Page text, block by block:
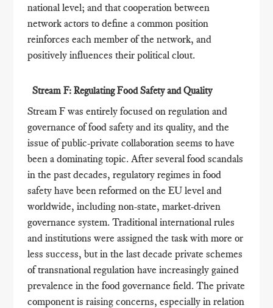
national level; and that cooperation between
network actors to define a common position
reinforces each member of the network, and
positively influences their political clout.
Stream F: Regulating Food Safety and Quality
Stream F was entirely focused on regulation and
governance of food safety and its quality, and the
issue of public-private collaboration seems to have
been a dominating topic. After several food scandals
in the past decades, regulatory regimes in food
safety have been reformed on the EU level and
worldwide, including non-state, market-driven
governance system. Traditional international rules
and institutions were assigned the task with more or
less success, but in the last decade private schemes
of transnational regulation have increasingly gained
prevalence in the food governance field. The private
component is raising concerns, especially in relation